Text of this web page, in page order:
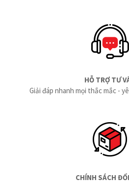
HỖ TRỢ TƯ
Giải đáp nhanh mọi thắc mắc -
CHÍNH SÁCH